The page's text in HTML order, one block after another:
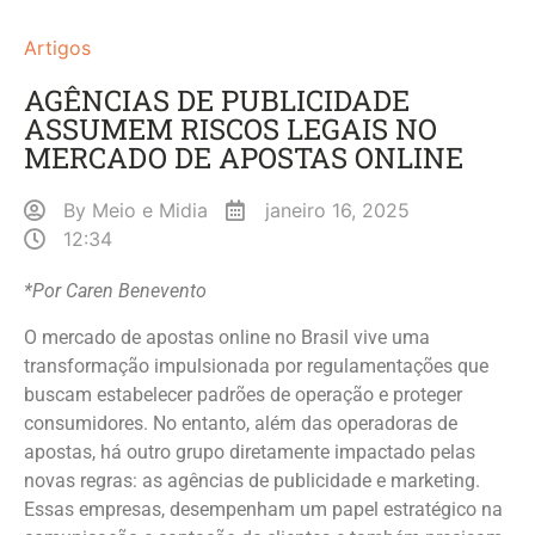
Artigos
AGÊNCIAS DE PUBLICIDADE
ASSUMEM RISCOS LEGAIS NO
MERCADO DE APOSTAS ONLINE
By Meio e Midia
janeiro 16, 2025
12:34
*Por Caren Benevento
O mercado de apostas online no Brasil vive uma
transformação impulsionada por regulamentações que
buscam estabelecer padrões de operação e proteger
consumidores. No entanto, além das operadoras de
apostas, há outro grupo diretamente impactado pelas
novas regras: as agências de publicidade e marketing.
Essas empresas, desempenham um papel estratégico na